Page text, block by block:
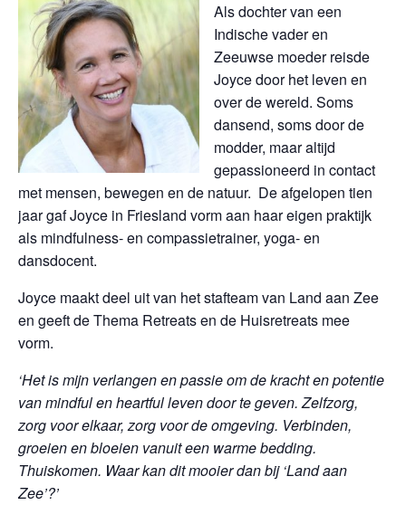
Als dochter van een
Indische vader en
Zeeuwse moeder reisde
Joyce door het leven en
over de wereld. Soms
dansend, soms door de
modder, maar altijd
gepassioneerd in contact
met mensen, bewegen en de natuur. De afgelopen tien
jaar gaf Joyce in Friesland vorm aan haar eigen praktijk
als mindfulness- en compassietrainer, yoga- en
dansdocent.
Joyce maakt deel uit van het stafteam van Land aan Zee
en geeft de Thema Retreats en de Huisretreats mee
vorm.
‘Het is mijn verlangen en passie om de kracht en potentie
van mindful en heartful leven door te geven. Zelfzorg,
zorg voor elkaar, zorg voor de omgeving. Verbinden,
groeien en bloeien vanuit een warme bedding.
Thuiskomen. Waar kan dit mooier dan bij ‘Land aan
Zee’?’